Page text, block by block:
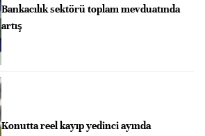
Bankacılık sektörü toplam mevduatında
artış
Konutta reel kayıp yedinci ayında